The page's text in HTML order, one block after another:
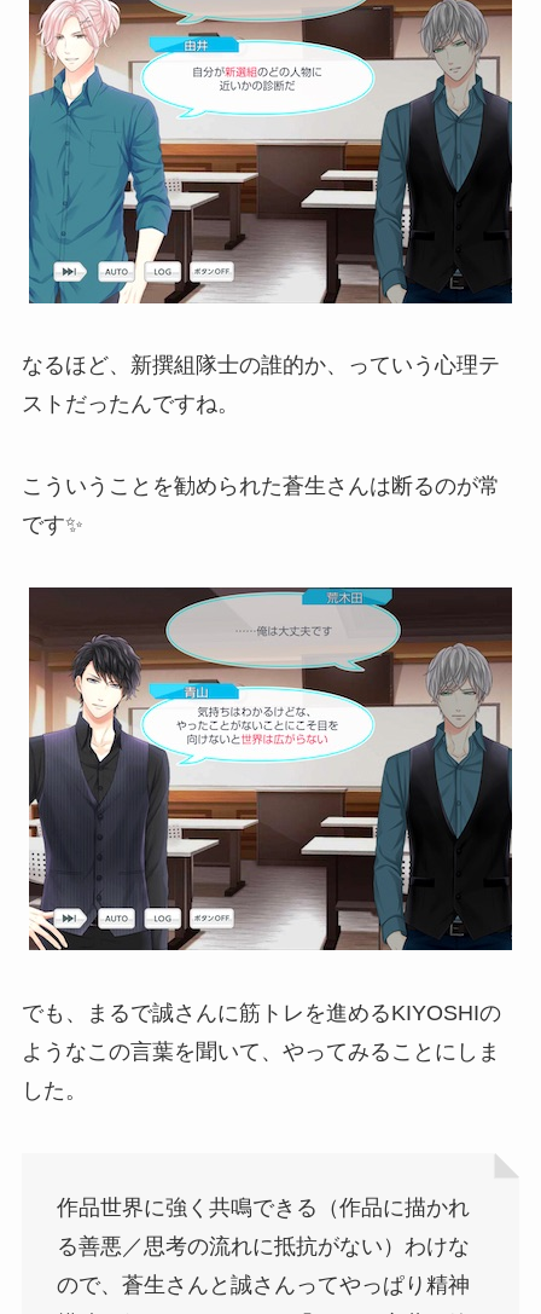
なるほど、新撰組隊士の誰的か、っていう心理テ
ストだったんですね。
こういうことを勧められた蒼生さんは断るのが常
です✨
でも、まるで誠さんに筋トレを進めるKIYOSHIの
ようなこの言葉を聞いて、やってみることにしま
した。
作品世界に強く共鳴できる（作品に描かれ
る善悪／思考の流れに抵抗がない）わけな
ので、蒼生さんと誠さんってやっぱり精神